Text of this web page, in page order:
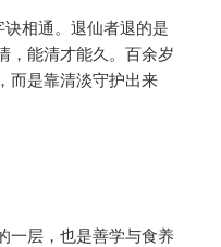
诀相通。退仙者退的是
，能清才能久。百余岁
而是靠清淡守护出来
一层，也是善学与食养